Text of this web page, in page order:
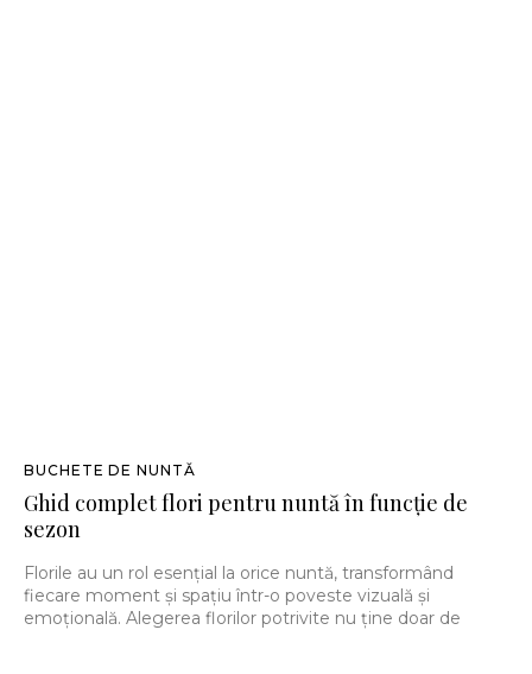
BUCHETE DE NUNTĂ
Ghid complet flori pentru nuntă în funcție de
sezon
Florile au un rol esențial la orice nuntă, transformând
fiecare moment și spațiu într-o poveste vizuală și
emoțională. Alegerea florilor potrivite nu ține doar de